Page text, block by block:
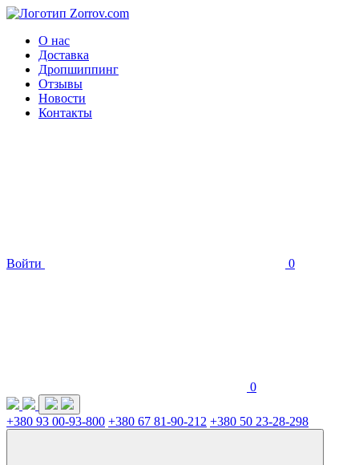
О нас
Доставка
Дропшиппинг
Отзывы
Новости
Контакты
Войти 0
0
+380 93 00-93-800 +380 67 81-90-212 +380 50 23-28-298